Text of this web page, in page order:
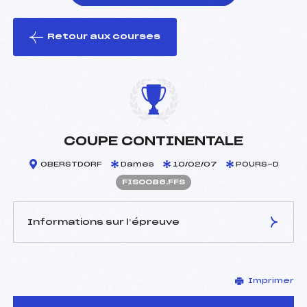
le ski
Retour aux courses
COUPE CONTINENTALE
OBERSTDORF Dames 10/02/07 POURS-D
FIS0086.FFS
Informations sur l’épreuve
–
D.T Adjoint :
–
Imprimer